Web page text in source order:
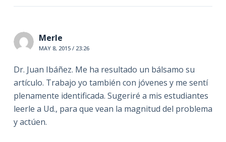
Merle
MAY 8, 2015 / 23:26
Dr. Juan Ibáñez. Me ha resultado un bálsamo su
artículo. Trabajo yo también con jóvenes y me sentí
plenamente identificada. Sugeriré a mis estudiantes
leerle a Ud., para que vean la magnitud del problema
y actúen.